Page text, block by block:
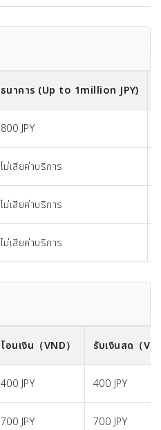
ธนาคาร (Up to 1million JPY)
800 JPY
ไม่เสียค่าบริการ
ไม่เสียค่าบริการ
ไม่เสียค่าบริการ
โอนเงิน （VND） รับเงินสด （
400 JPY 400 JPY
700 JPY 700 JPY